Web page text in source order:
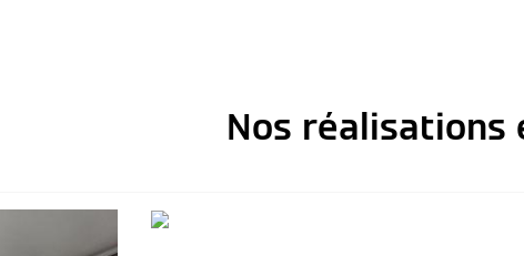
Nos réalisations